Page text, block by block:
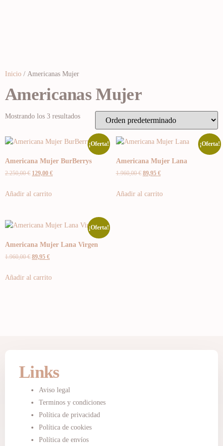
Inicio / Americanas Mujer
Americanas Mujer
Mostrando los 3 resultados
¡Oferta!
Americana Mujer BurBerrys
2.250,00€ 129,00 €
Añadir al carrito
¡Oferta!
Americana Mujer Lana
1.960,00€ 89,95 €
Añadir al carrito
¡Oferta!
Americana Mujer Lana Virgen
1.960,00€ 89,95 €
Añadir al carrito
Links
Aviso legal
Terminos y condiciones
Política de privacidad
Política de cookies
Política de envíos